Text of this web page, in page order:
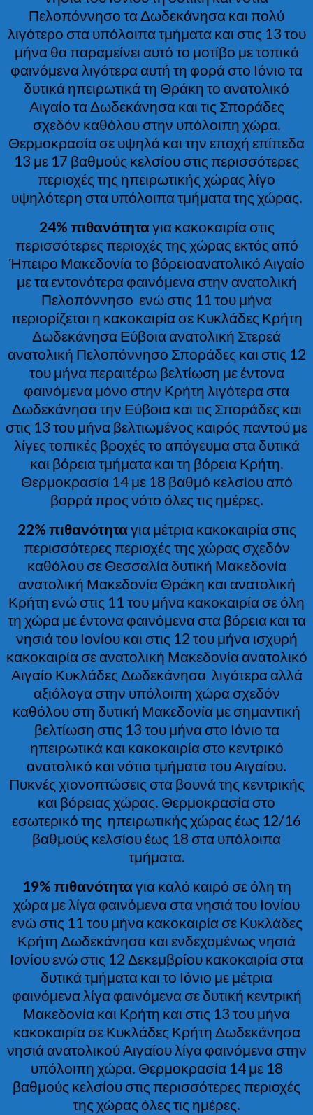
Πελοπόννησο τα Δωδεκάνησα και πολύ
λιγότερο στα υπόλοιπα τμήματα και στις 13 του
μήνα θα παραμείνει αυτό το μοτίβο με τοπικά
φαινόμενα λιγότερα αυτή τη φορά στο Ιόνιο τα
δυτικά ηπειρωτικά τη Θράκη το ανατολικό
Αιγαίο τα Δωδεκάνησα και τις Σποράδες
σχεδόν καθόλου στην υπόλοιπη χώρα.
Θερμοκρασία σε υψηλά και την εποχή επίπεδα
13 με 17 βαθμούς κελσίου στις περισσότερες
περιοχές της ηπειρωτικής χώρας λίγο
υψηλότερη στα υπόλοιπα τμήματα της χώρας.
24% πιθανότηταγια κακοκαιρία στις
περισσότερες περιοχές της χώρας εκτός από
Ήπειρο Μακεδονία το βόρειοανατολικό Αιγαίο
με τα εντονότερα φαινόμενα στην ανατολική
Πελοπόννησο ενώ στις 11 του μήνα
περιορίζεται η κακοκαιρία σε Κυκλάδες Κρήτη
Δωδεκάνησα Εύβοια ανατολική Στερεά
ανατολική Πελοπόννησο Σποράδες και στις 12
του μήνα περαιτέρω βελτίωση με έντονα
φαινόμενα μόνο στην Κρήτη λιγότερα στα
Δωδεκάνησα την Εύβοια και τις Σποράδες και
στις 13 του μήνα βελτιωμένος καιρός παντού με
λίγες τοπικές βροχές το απόγευμα στα δυτικά
και βόρεια τμήματα και τη βόρεια Κρήτη.
Θερμοκρασία 14 με 18 βαθμό κελσίου από
βορρά προς νότο όλες τις ημέρες.
22% πιθανότηταγια μέτρια κακοκαιρία στις
περισσότερες περιοχές της χώρας σχεδόν
καθόλου σε Θεσσαλία δυτική Μακεδονία
ανατολική Μακεδονία Θράκη και ανατολική
Κρήτη ενώ στις 11 του μήνα κακοκαιρία σε όλη
τη χώρα με έντονα φαινόμενα στα βόρεια και τα
νησιά του Ιονίου και στις 12 του μήνα ισχυρή
κακοκαιρία σε ανατολική Μακεδονία ανατολικό
Αιγαίο Κυκλάδες Δωδεκάνησα λιγότερα αλλά
αξιόλογα στην υπόλοιπη χώρα σχεδόν
καθόλου στη δυτική Μακεδονία με σημαντική
βελτίωση στις 13 του μήνα στο Ιόνιο τα
ηπειρωτικά και κακοκαιρία στο κεντρικό
ανατολικό και νότια τμήματα του Αιγαίου.
Πυκνές χιονοπτώσεις στα βουνά της κεντρικής
και βόρειας χώρας. Θερμοκρασία στο
εσωτερικό της ηπειρωτικής χώρας έως 12/16
βαθμούς κελσίου έως 18 στα υπόλοιπα
τμήματα.
19% πιθανότηταγια καλό καιρό σε όλη τη
χώρα με λίγα φαινόμενα στα νησιά του Ιονίου
ενώ στις 11 του μήνα κακοκαιρία σε Κυκλάδες
Κρήτη Δωδεκάνησα και ενδεχομένως νησιά
Ιονίου ενώ στις 12 Δεκεμβρίου κακοκαιρία στα
δυτικά τμήματα και το Ιόνιο με μέτρια
φαινόμενα λίγα φαινόμενα σε δυτική κεντρική
Μακεδονία και Κρήτη και στις 13 του μήνα
κακοκαιρία σε Κυκλάδες Κρήτη Δωδεκάνησα
νησιά ανατολικού Αιγαίου λίγα φαινόμενα στην
υπόλοιπη χώρα. Θερμοκρασία 14 με 18
βαθμούς κελσίου στις περισσότερες περιοχές
της χώρας όλες τις ημέρες.